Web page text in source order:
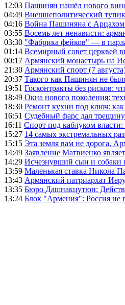
12:03 Пашинян нашёл нового
04:49 Внешнеполитический
04:16 Война Пашиняна с Арцахом
03:55 Восемь лет ненависти:
03:30 "Фабрика фейков" — в
01:14 Всемирный совет церквей
00:17 Армянский монастырь на
21:30 Армянский спорт (7
20:37 Такого как Пашинян не
19:51 Госконтракты без рисков:
18:49 Окна нового поколения:
18:30 Ремонт кухни под ключ:
16:51 Судебный фарс дал
16:11 Спорт под каблуком
15:27 14 самых экстремальных
15:15 Эта земля вам не дорога,
14:49 Заявление Матвиенко
14:29 Исчезнувший сын и собаки
13:59 Маленькая ставка Никола
13:43 Армянский патриархат
13:35 Бюро Дашнакцутюн:
13:24 Блок "Армения": Россия не